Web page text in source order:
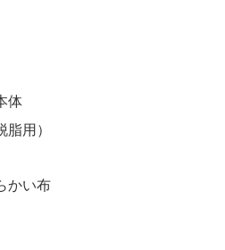
体
用）
かい布